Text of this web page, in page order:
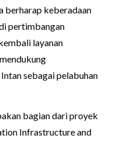
berharap keberadaan
pertimbangan
layanan
sebagai pelabuhan
bagian dari proyek
Infrastructure and